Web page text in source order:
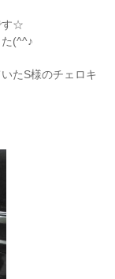
す☆
(^^♪
たS様のチェロキ